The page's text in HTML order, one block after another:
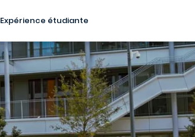
Expérience étudiante